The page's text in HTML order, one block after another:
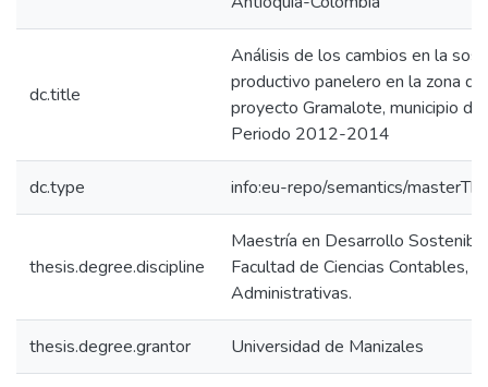
dc.title
Análisis de los cambios en la
productivo panelero en la zona
proyecto Gramalote, municipio
Periodo 2012-2014
dc.type info:eu-repo/semantics/
thesis.degree.discipline
Maestría en Desarrollo
Facultad de Ciencias Contables,
Administrativas.
thesis.degree.grantor Universidad de Manizales